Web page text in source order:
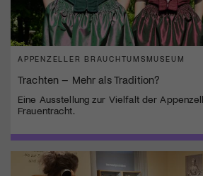
APPENZELLER BRAUCHTUMSMUSEUM
Trachten – Mehr als Tradition?
Eine Ausstellung zur Vielfalt der
Frauentracht.